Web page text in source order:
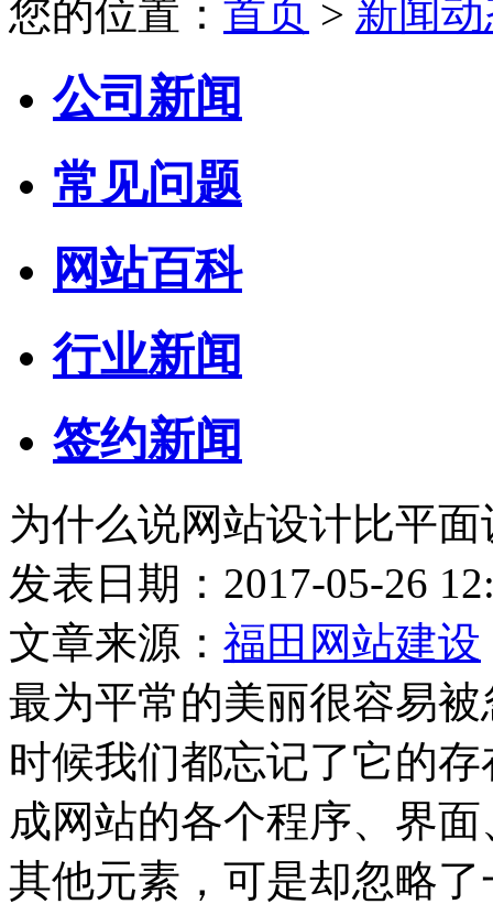
您的位置： 首页 > 新闻
公司新闻
常见问题
网站百科
行业新闻
签约新闻
为什么说网站设计比平
发表日期：2017-05-26
文章来源： 福田网站建设
最为平常的美丽很容易
时候我们都忘记了它的
成网站的各个程序、界
其他元素，可是却忽略